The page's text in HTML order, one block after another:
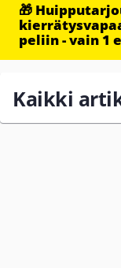
🎁
peliin - vain 1
Kaikki